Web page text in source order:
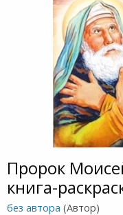
Пророк
книга-
без автора (Автор)